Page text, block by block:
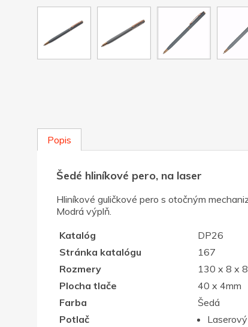
Popis
Šedé hliníkové pero, na laser
Hliníkové guličkové pero s otočným
Modrá výplň.
Katalóg
DP26
Stránka katalógu
167
Rozmery
130 x 8 x
Plocha tlače
40 x 4mm
Farba
Šedá
Potlač